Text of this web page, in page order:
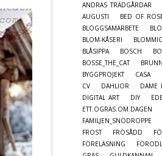
ANDRAS TRÄDGÅRDAR
AUGUSTI
BED OF
BLOGGSAMARBETE
BLOM-KÅSERI
BLÅSIPPA
BOSCH
BOSSE_THE_CAT
BYGGPROJEKT
CASA
CV
DAHLIOR DAME
DIGITAL ART
DIY
ETT.OGRÄS.OM.DAGEN
FAMILJEN_SNÖDROPPE
FROST
FRÖSÅDD
FÖRELÄSNING